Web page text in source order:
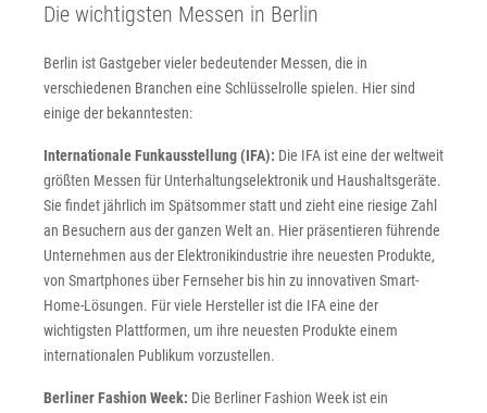
Die wichtigsten Messen in Berlin
Berlin ist Gastgeber vieler bedeutender Messen, die in
verschiedenen Branchen eine Schlüsselrolle spielen. Hier sind
einige der bekanntesten:
Internationale Funkausstellung (IFA): Die IFA ist eine der weltweit
größten Messen für Unterhaltungselektronik und Haushaltsgeräte.
Sie findet jährlich im Spätsommer statt und zieht eine riesige Zahl
an Besuchern aus der ganzen Welt an. Hier präsentieren führende
Unternehmen aus der Elektronikindustrie ihre neuesten Produkte,
von Smartphones über Fernseher bis hin zu innovativen Smart-
Home-Lösungen. Für viele Hersteller ist die IFA eine der
wichtigsten Plattformen, um ihre neuesten Produkte einem
internationalen Publikum vorzustellen.
Berliner Fashion Week: Die Berliner Fashion Week ist ein